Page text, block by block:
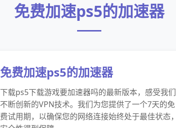
免费加速ps5的加速器
免费加速ps5的加速器
下载ps5下载游戏要加速器吗的最新版本，感受我们
不断创新的VPN技术。我们为您提供了一个7天的免
费试用期，以确保您的网络连接始终处于最佳状态，